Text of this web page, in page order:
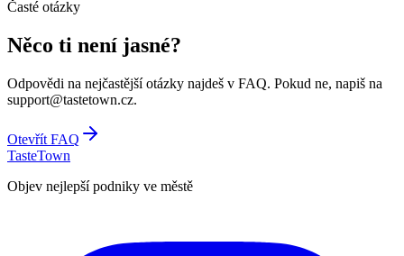
Časté otázky
Něco ti není jasné?
Odpovědi na nejčastější otázky najdeš v FAQ. Pokud ne, napiš na
support@tastetown.cz.
Otevřít FAQ
TasteTown
Objev nejlepší podniky ve městě